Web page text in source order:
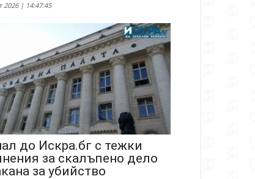
2026 | 14:47:45
до Искра.бг с тежки
за скалъпено дело
за убийство